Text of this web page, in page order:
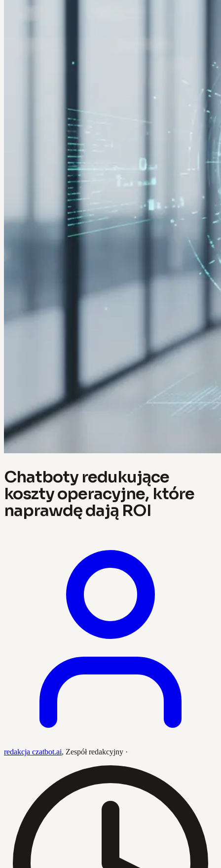
Chatboty redukujące
koszty operacyjne, które
naprawdę dają ROI
redakcja czatbot.ai, Zespół redakcyjny ·